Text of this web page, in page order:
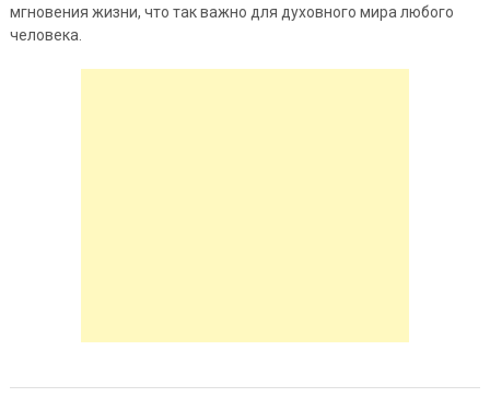
мгновения жизни, что так важно для духовного мира любого
человека.